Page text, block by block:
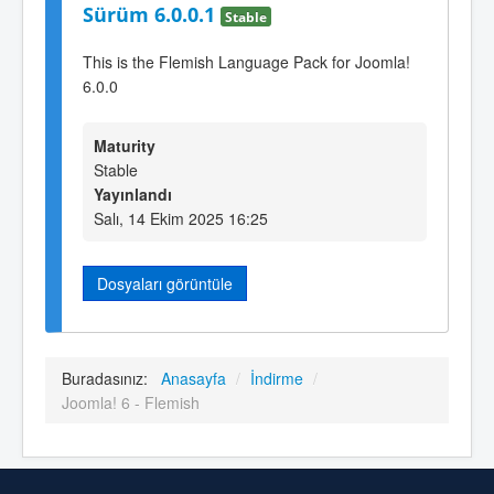
Sürüm 6.0.0.1 Stable
This is the Flemish Language Pack for Joomla!
6.0.0
Maturity
Stable
Yayınlandı
Salı, 14 Ekim 2025 16:25
Dosyaları görüntüle
Buradasınız: Anasayfa / İndirme /
Joomla! 6 - Flemish